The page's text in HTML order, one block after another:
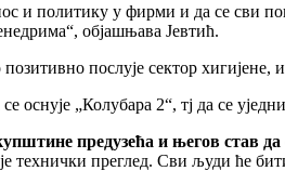
и политику у фирми и да се сви
обjашњава Јевтић.
послуjе сектор хигиjене,
се оснуjе „Колубара 2“, тj да се
предузећа и његов став
технички преглед. Сви људи ће